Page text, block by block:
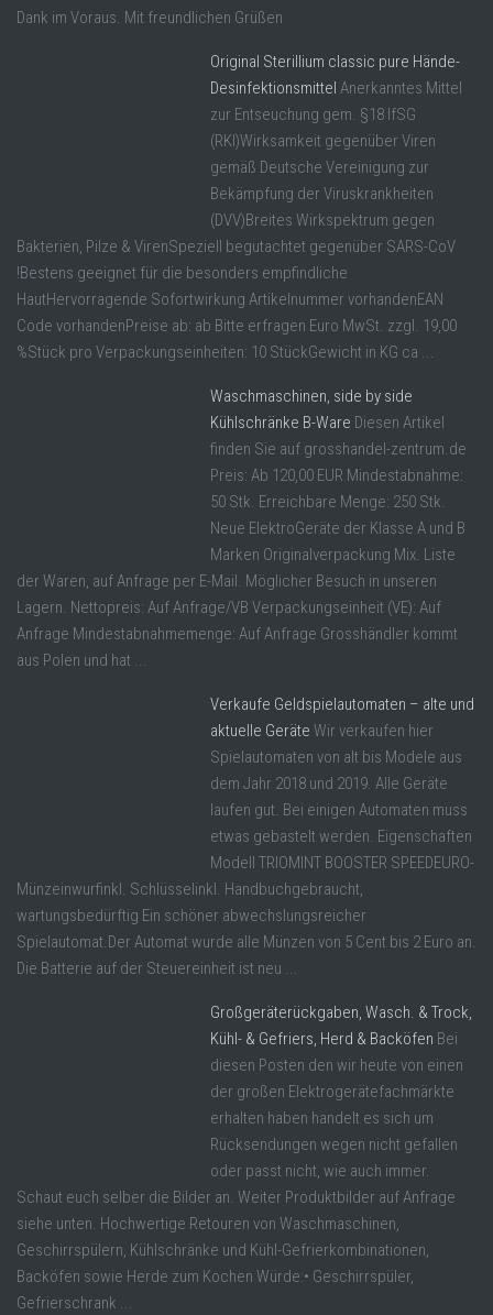
Dank im Voraus. Mit freundlichen Grüßen
Original Sterillium classic pure Hände-
Desinfektionsmittel Anerkanntes Mittel
zur Entseuchung gem. §18 IfSG
(RKI)Wirksamkeit gegenüber Viren
gemäß Deutsche Vereinigung zur
Bekämpfung der Viruskrankheiten
(DVV)Breites Wirkspektrum gegen
Bakterien, Pilze & VirenSpeziell begutachtet gegenüber SARS-CoV
!Bestens geeignet für die besonders empfindliche
HautHervorragende Sofortwirkung Artikelnummer vorhandenEAN
Code vorhandenPreise ab: ab Bitte erfragen Euro MwSt. zzgl. 19,00
%Stück pro Verpackungseinheiten: 10 StückGewicht in KG ca ...
Waschmaschinen, side by side
Kühlschränke B-Ware Diesen Artikel
finden Sie auf grosshandel-zentrum.de
Preis: Ab 120,00 EUR Mindestabnahme:
50 Stk. Erreichbare Menge: 250 Stk.
Neue ElektroGeräte der Klasse A und B
Marken Originalverpackung Mix. Liste
der Waren, auf Anfrage per E-Mail. Möglicher Besuch in unseren
Lagern. Nettopreis: Auf Anfrage/VB Verpackungseinheit (VE): Auf
Anfrage Mindestabnahmemenge: Auf Anfrage Grosshändler kommt
aus Polen und hat ...
Verkaufe Geldspielautomaten – alte und
aktuelle Geräte Wir verkaufen hier
Spielautomaten von alt bis Modele aus
dem Jahr 2018 und 2019. Alle Geräte
laufen gut. Bei einigen Automaten muss
etwas gebastelt werden. Eigenschaften
Modell TRIOMINT BOOSTER SPEEDEURO-
Münzeinwurfinkl. Schlüsselinkl. Handbuchgebraucht,
wartungsbedürftig Ein schöner abwechslungsreicher
Spielautomat.Der Automat wurde alle Münzen von 5 Cent bis 2 Euro an.
Die Batterie auf der Steuereinheit ist neu ...
Großgeräterückgaben, Wasch. & Trock,
Kühl- & Gefriers, Herd & Backöfen Bei
diesen Posten den wir heute von einen
der großen Elektrogerätefachmärkte
erhalten haben handelt es sich um
Rücksendungen wegen nicht gefallen
oder passt nicht, wie auch immer.
Schaut euch selber die Bilder an. Weiter Produktbilder auf Anfrage
siehe unten. Hochwertige Retouren von Waschmaschinen,
Geschirrspülern, Kühlschränke und Kühl-Gefrierkombinationen,
Backöfen sowie Herde zum Kochen Würde:• Geschirrspüler,
Gefrierschrank ...